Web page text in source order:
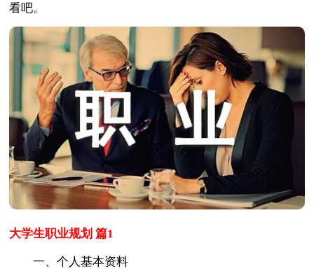
看吧。
大学生职业规划 篇1
一、个人基本资料